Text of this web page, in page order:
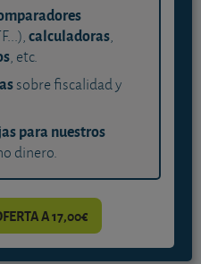
calculadoras,
, etc.
sobre fiscalidad y
para nuestros
dinero.
A 17,00€